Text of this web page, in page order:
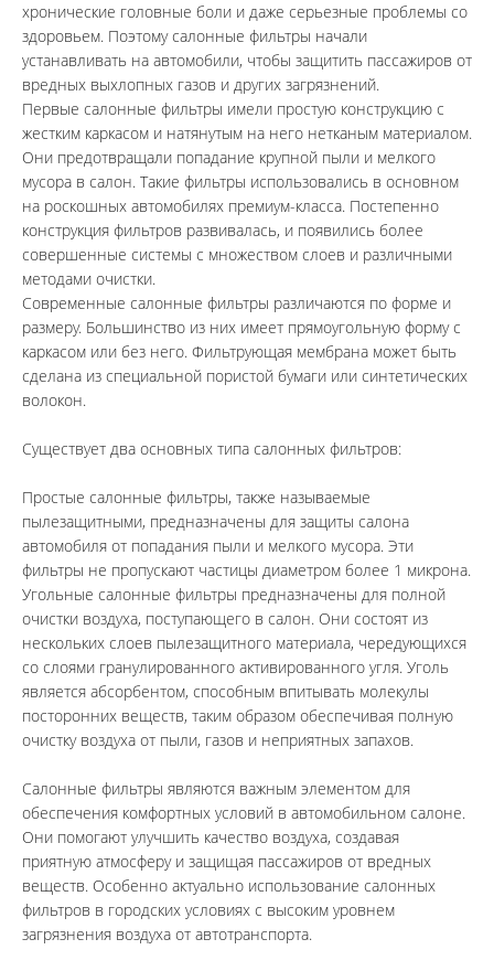
хронические головные боли и даже серьезные проблемы со
здоровьем. Поэтому салонные фильтры начали
устанавливать на автомобили, чтобы защитить пассажиров от
вредных выхлопных газов и других загрязнений.
Первые салонные фильтры имели простую конструкцию с
жестким каркасом и натянутым на него нетканым материалом.
Они предотвращали попадание крупной пыли и мелкого
мусора в салон. Такие фильтры использовались в основном
на роскошных автомобилях премиум-класса. Постепенно
конструкция фильтров развивалась, и появились более
совершенные системы с множеством слоев и различными
методами очистки.
Современные салонные фильтры различаются по форме и
размеру. Большинство из них имеет прямоугольную форму с
каркасом или без него. Фильтрующая мембрана может быть
сделана из специальной пористой бумаги или синтетических
волокон.
Существует два основных типа салонных фильтров:
Простые салонные фильтры, также называемые
пылезащитными, предназначены для защиты салона
автомобиля от попадания пыли и мелкого мусора. Эти
фильтры не пропускают частицы диаметром более 1 микрона.
Угольные салонные фильтры предназначены для полной
очистки воздуха, поступающего в салон. Они состоят из
нескольких слоев пылезащитного материала, чередующихся
со слоями гранулированного активированного угля. Уголь
является абсорбентом, способным впитывать молекулы
посторонних веществ, таким образом обеспечивая полную
очистку воздуха от пыли, газов и неприятных запахов.
Салонные фильтры являются важным элементом для
обеспечения комфортных условий в автомобильном салоне.
Они помогают улучшить качество воздуха, создавая
приятную атмосферу и защищая пассажиров от вредных
веществ. Особенно актуально использование салонных
фильтров в городских условиях с высоким уровнем
загрязнения воздуха от автотранспорта.